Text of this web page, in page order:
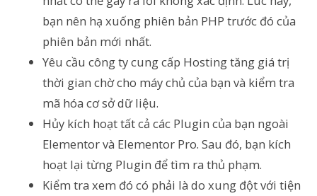
bạn nên hạ xuống phiên bản PHP trước đó của
phiên bản mới nhất.
Yêu cầu công ty cung cấp Hosting tăng giá trị
thời gian chờ cho máy chủ của bạn và kiểm tra
mã hóa cơ sở dữ liệu.
Hủy kích hoạt tất cả các Plugin của bạn ngoài
Elementor và Elementor Pro. Sau đó, bạn kích
hoạt lại từng Plugin để tìm ra thủ phạm.
Kiểm tra xem đó có phải là do xung đột với tiện